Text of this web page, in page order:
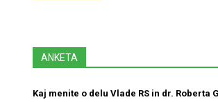
ANKETA
Kaj menite o delu Vlade RS in dr. Roberta